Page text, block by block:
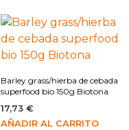
Barley grass/hierba de cebada
superfood bio 150g Biotona
17,73€
AÑADIR AL CARRITO